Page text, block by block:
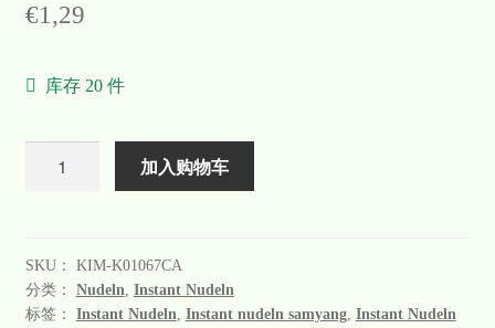
€1,29
库存 20 件
加入购物车
SKU： KIM-K01067CA
分类： Nudeln Instant Nudeln
标签： Instant Nudeln Instant nudeln samyang, Instant Nudeln